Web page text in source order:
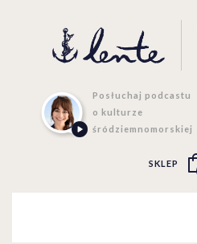
Posłuchaj podcastu
o kulturze
śródziemnomorskiej
SKLEP